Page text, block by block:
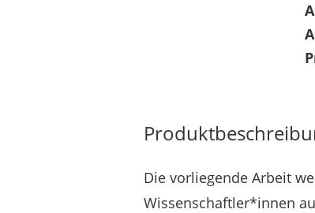
Die vorliegende Arbeit
Wissenschaftler*innen